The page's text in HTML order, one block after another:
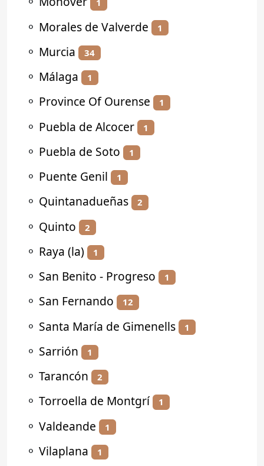
1
⚬ Morales de Valverde 1
⚬ Murcia 34
⚬ Málaga 1
⚬ Province Of Ourense 1
⚬ Puebla de Alcocer 1
⚬ Puebla de Soto 1
⚬ Puente Genil 1
⚬ Quintanadueñas 2
⚬ Quinto 2
⚬ Raya (la) 1
⚬ San Benito - Progreso 1
⚬ San Fernando 12
⚬ Santa María de Gimenells 1
⚬ Sarrión 1
⚬ Tarancón 2
⚬ Torroella de Montgrí 1
⚬ Valdeande 1
⚬ Vilaplana 1